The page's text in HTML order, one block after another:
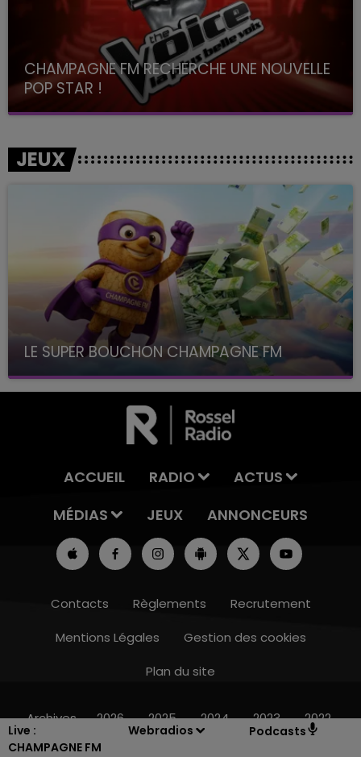
Live :
CHAMPAGNE FM
Webradios Podcasts
16h00 - 20h00
CHAMPAGNE FM RECHERCHE UNE NOUVELLE
POP STAR !
Toute la journée sur Champagne FM
JEUX
LE SUPER BOUCHON CHAMPAGNE FM
avec La Famille Champagne FM, à 8H10
ACCUEIL RADIO
ACTUS
MÉDIAS
JEUX ANNONCEURS
Contacts Règlements
Recrutement
Mentions Légales
Gestion des cookies
Plan du site
Archives 2026 2025 2024 2023 2022